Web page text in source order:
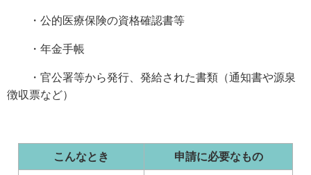
・公的医療保険の資格確認書等
・年金手帳
・官公署等から発行、発給された書類（通知書や源泉
徴収票など）
こんなとき
申請に必要なもの